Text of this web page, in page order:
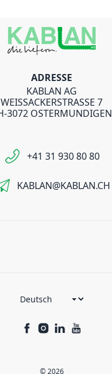
ADRESSE
KABLAN AG
WEISSACKERSTRASSE 7
3072 OSTERMUNDIGEN
+41 31 930 80 80
KABLAN@KABLAN.CH
© 2026